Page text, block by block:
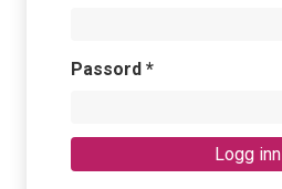
Passord *Påkrevd
Logg inn